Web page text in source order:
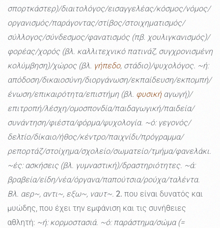
σπορτκάστερ)/διαιτολόγος/εισαγγελέας/κόσμος/νόμος/
οργανισμός/παράγοντας/στίβος/στοιχηματισμός/
σύλλογος/σύνδεσμος/φανατισμός (πβ. χουλιγκανισμός)/
φορέας/χορός (βλ. καλλιτεχνικό πατινάζ, συγχρονισμένη
κολύμβηση)/χώρος (βλ. γήπεδο, στάδιο)/ψυχολόγος. ~ή:
απόδοση/δικαιοσύνη/διοργάνωση/εκπαίδευση/εκπομπή/
ένωση/επικαιρότητα/επιστήμη (βλ. φυσικήαγωγή)/
επιτροπή/λέσχη/ομοσπονδία/παιδαγωγική/παιδεία/
συνάντηση/φιέστα/φόρμα/ψυχολογία. ~ό: γεγονός/
δελτίο/δίκαιο/ήθος/κέντρο/παιχνίδι/πρόγραμμα/
ρεπορτάζ/στοίχημα/σχολείο/σωματείο/τμήμα/φανελάκι.
~ές: ασκήσεις (βλ. γυμναστική)/δραστηριότητες. ~ά:
βραβεία/είδη/νέα/όργανα/παπούτσια/ρούχα/ταλέντα.
Βλ. αερ~, αντι~, εξω~, ναυτ~. 2. που είναι δυνατός και
μυώδης, που έχει την εμφάνιση και τις συνήθειες
αθλητή: ~ή: κορμοστασιά. ~ό: παράστημα/σώμα (=